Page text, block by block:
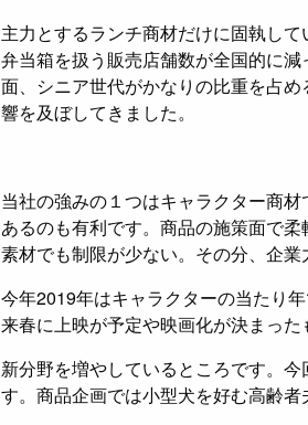
主力とするランチ商材だけに固執し
弁当箱を扱う販売店舗数が全国的に
面、シニア世代がかなりの比重を占
響を及ぼしてきました。
当社の強みの１つはキャラクター商
あるのも有利です。商品の施策面で
素材でも制限が少ない。その分、企業
今年2019年はキャラクターの当たり
来春に上映が予定や映画化が決まった
新分野を増やしているところです。
す。商品企画では小型犬を好む高齢者